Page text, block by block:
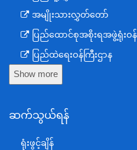
အမျိုးသားလွှတ်တော်
ပြည်ထောင်စုအစိုးရအဖွဲ့ရုံးဝန်
ပြည်ထဲရေးဝန်ကြီးဌာန
ကာကွယ်ရေးဝန်ကြီးဌာန
စီမံကိန်း၊ဘဏ္ဍာရေးနှင့်စက်မှုဝ
Show more
ဆက်သွယ်ရန်
ရုံးဖွင့်ချိန်